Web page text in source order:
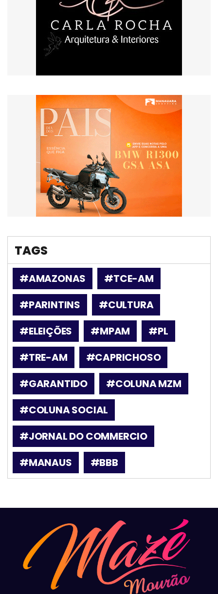
TAGS
#AMAZONAS
#TCE-AM
#PARINTINS
#CULTURA
#ELEIÇÕES
#MPAM
#PL
#TRE-AM
#CAPRICHOSO
#GARANTIDO
#COLUNA MZM
#COLUNA SOCIAL
#JORNAL DO COMMERCIO
#MANAUS
#BBB